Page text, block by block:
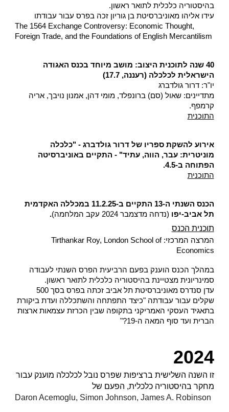
בהיסטוריה כלכלית לתואר ראשון.
עידו אליהו מאוניברסיטתבן גוריון זכה בפרס עבור עבודתו
The 1564 Exchange Controversy: Economic Thought,
Foreign Trade, and the Foundations of English Mercantilism
40 שנה לתוכנית היצוב: מושב מיוחד בכנס האגודה
הישראלית לכלכלה (רעננה, 17.7)
יו"ר: דרור גולדברג
מתדיינים: שאול (סם) ברונפלד, מומי דהן, אמנון נויבך, אריה
קרמפף.
התוכנית
אירוע להשקת ספריו של דרור גולדברג - "כלכלה
מוניטרית: עבר, הווה, עתיד" - התקיים באוניברסיטה
הפתוחה ב-4.5.
התוכנית
הכנס השנתי ה-13 התקיים ב-11.2.25 במכללה האקדמית
תל אביב-יפו (נדחה מדצמבר 2024 עקב המלחמה) .
תוכנית הכנס
המרצה המרכזי: Tirthankar Roy, London School of
Economics
במהלך הכנס הוענק בפעם הרביעית הפרס השנתי לעבודה
סמינריונית מצטיינת בהיסטוריה כלכלית לתואר ראשון.
עדן סנדרס מאוניברסיטת תל אביב זכתה בפרס בסך 500
שקלים עבור עבודתה "כיצד התפתחה והשתכללה ועדת ביקורת
בתאגיד העסקי האמריקני בתקופה שבין הכרזת עצמאות ארצות
הברית ועד סוף המאה ה-19?"
2024
זו השנה השלישית ברציפות שפרס נובל לכלכלה מוענק עבור
מחקר בהיסטוריה כלכלית, הפעם של
Daron Acemoglu, Simon Johnson, James A. Robinson